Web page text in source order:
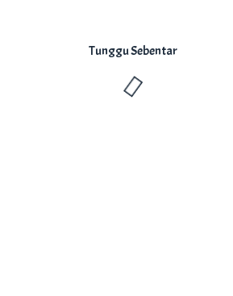
Tunggu Sebentar